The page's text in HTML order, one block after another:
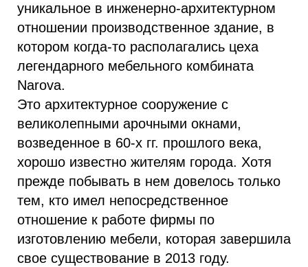
уникальное в инженерно-архитектурном
отношении производственное здание, в
котором когда-то располагались цеха
легендарного мебельного комбината
Narova.
Это архитектурное сооружение с
великолепными арочными окнами,
возведенное в 60-х гг. прошлого века,
хорошо известно жителям города. Хотя
прежде побывать в нем довелось только
тем, кто имел непосредственное
отношение к работе фирмы по
изготовлению мебели, которая завершила
свое существование в 2013 году.